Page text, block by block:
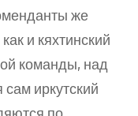
же
и кяхтинский
команды, над
сам иркутский